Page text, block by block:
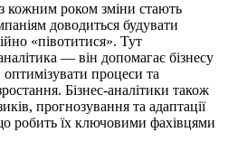
кожним роком зміни стають
доводиться будувати
«півотитися». Тут
— він допомагає бізнесу
оптимізувати процеси та
Бізнес-аналітики також
прогнозування та адаптації
робить їх ключовими фахівцями